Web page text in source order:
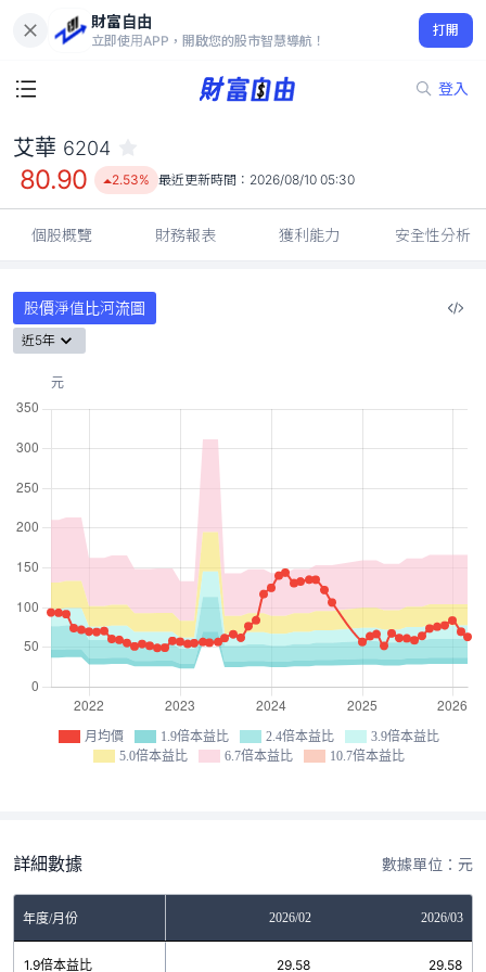
財富自由
立即使用APP，開啟您的股市智慧導航！
打開
登入
80.90
2.53%
艾華 6204
80.90 2.53% 最近更新時間： 2026/08/10 05:30
個股概覽 財務報表 獲利能力 安全性分析
股價淨值比河流圖
近5年
月均價 1.9倍本益比 2.4倍本益比
3.9倍本益比
5.0倍本益比
6.7倍本益比 10.7倍本益比
詳細數據 數據單位：元
年度/月份 2026/02 2026/03
1.9倍本益比 29.58 29.58